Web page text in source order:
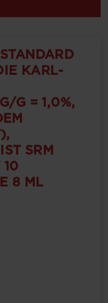
KARL-
G = 1,0%,
SRM
10
8 ML